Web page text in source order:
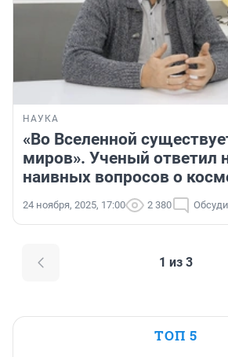
НАУКА
«Во Вселенной
миров». Ученый ответил
наивных вопросов о
24 ноября, 2025, 17:00 2 380
1 из 3
ТОП 5